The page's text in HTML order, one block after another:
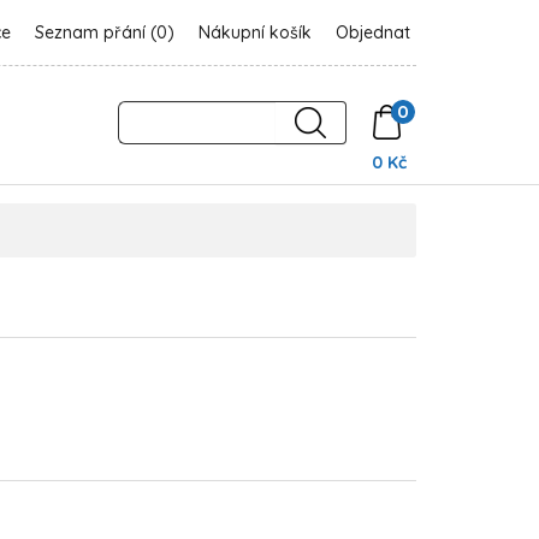
Seznam přání (0) Nákupní košík Objednat
0
0 Kč